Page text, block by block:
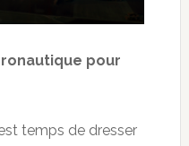
pour
est temps de dresser